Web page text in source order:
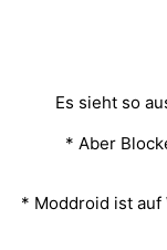
Es sieht so
* Aber
* Moddroid ist auf